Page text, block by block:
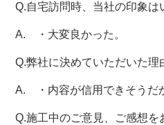
Q.自宅訪問時、当社の印象は
A. ・大変良かった。
Q.弊社に決めていただいた理
A. ・内容が信用できそうだ
Q.施工中のご意見、ご感想を